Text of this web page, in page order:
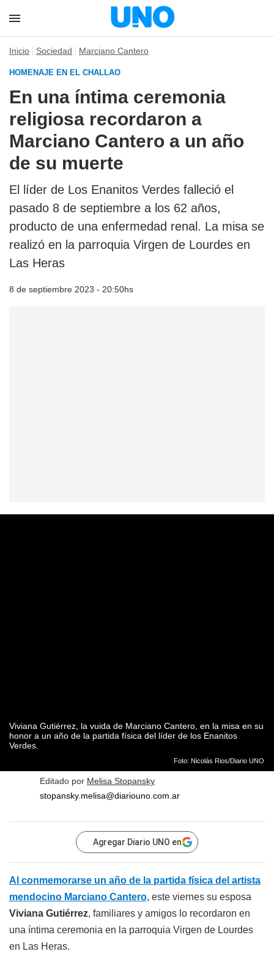
Inicio Sociedad Marciano Cantero
HOMENAJE EN EL CHALLAO
En una íntima ceremonia
religiosa recordaron a
Marciano Cantero a un año
de su muerte
El líder de Los Enanitos Verdes falleció el
pasado 8 de septiembre a los 62 años,
producto de una enfermedad renal. La misa se
realizó en la parroquia Virgen de Lourdes en
Las Heras
8 de septiembre 2023 - 20:50hs
Viviana Gutiérrez, la vuida de Marciano Cantero, en la misa en su
honor a un año de la partida física del líder de los Enanitos
Verdes.
Foto: Nicolás Rios/Diario UNO
Editado por Melisa Stopansky
stopansky.melisa@diariouno.com.ar
Agregar Diario UNO en
Al conmemorarse un año de la partida física del artista
mendocino Marciano Cantero, este viernes su esposa
Viviana Gutiérrez, familiares y amigos lo recordaron en
una íntima ceremonia en la parroquia Virgen de Lourdes
en Las Heras.